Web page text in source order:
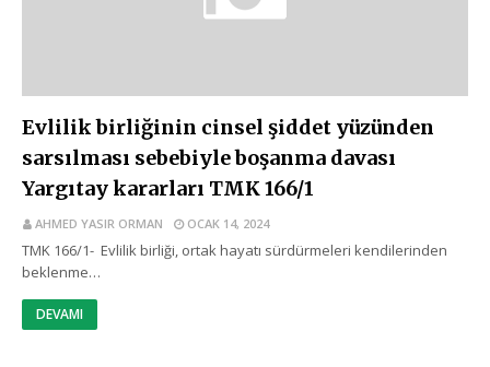
Evlilik birliğinin cinsel şiddet yüzünden
sarsılması sebebiyle boşanma davası
Yargıtay kararları TMK 166/1
AHMED YASIR ORMAN OCAK 14, 2024
TMK 166/1- Evlilik birliği, ortak hayatı sürdürmeleri kendilerinden
beklenme…
DEVAMI